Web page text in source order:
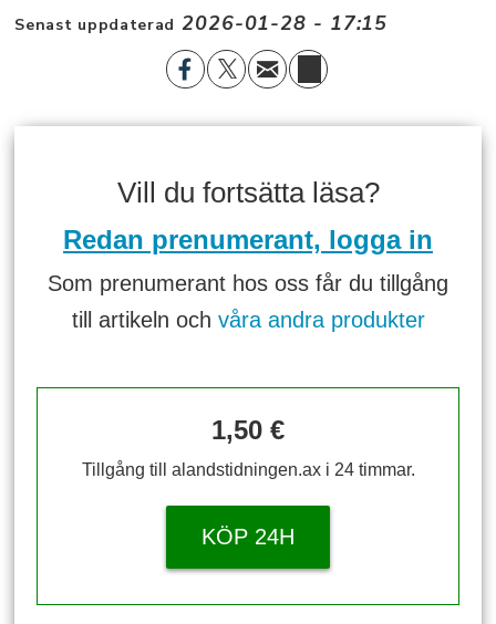
Senast uppdaterad 2026-01-28 - 17:15
Vill du fortsätta läsa?
Redan prenumerant, logga in
Som prenumerant hos oss får du tillgång
till artikeln och våra andra produkter
1,50 €
Tillgång till alandstidningen.ax i 24 timmar.
KÖP 24H